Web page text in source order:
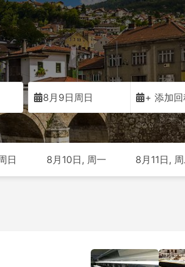
8月9日周日 + 添加回
日 8月10日, 周一 8月11日,